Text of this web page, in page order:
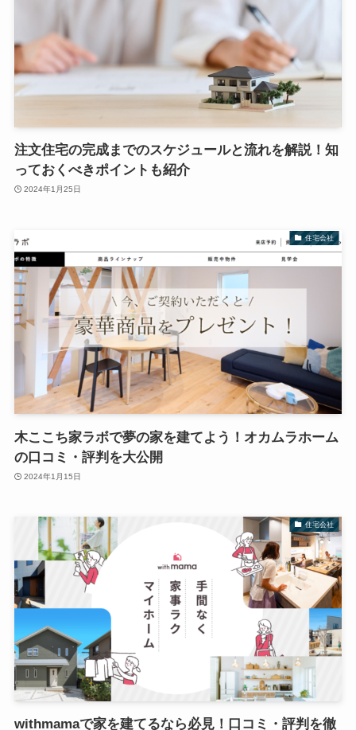
注文住宅の完成までのスケジュールと流れを解説！知
っておくべきポイントも紹介
2024年1月25日
住宅会社
木ここち家ラボで夢の家を建てよう！オカムラホーム
の口コミ・評判を大公開
2024年1月15日
住宅会社
withmamaで家を建てるなら必見！口コミ・評判を徹